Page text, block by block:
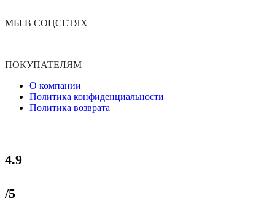
МЫ В СОЦСЕТЯХ
ПОКУПАТЕЛЯМ
О компании
Политика конфиденциальности
Политика возврата
4.9
/5